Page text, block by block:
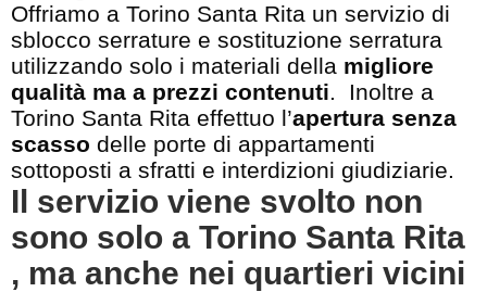
Offriamo a Torino Santa Rita un servizio di
sblocco serrature e sostituzione serratura
utilizzando solo i materiali della migliore
qualità ma a prezzi contenuti. Inoltre a
Torino Santa Rita effettuo l’apertura senza
scasso delle porte di appartamenti
sottoposti a sfratti e interdizioni giudiziarie.
Il servizio viene svolto non
sono solo a Torino Santa Rita
, ma anche nei quartieri vicini